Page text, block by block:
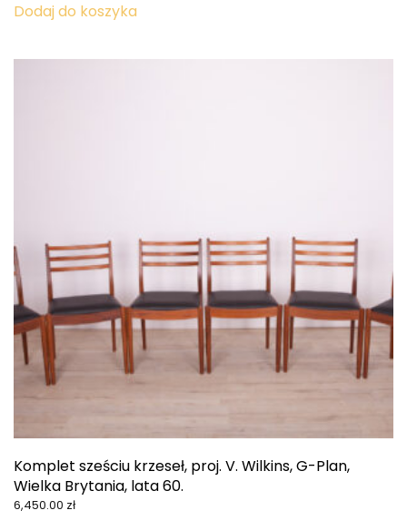
Dodaj do koszyka
Komplet sześciu krzeseł, proj. V. Wilkins, G-Plan,
Wielka Brytania, lata 60.
6,450.00 zł